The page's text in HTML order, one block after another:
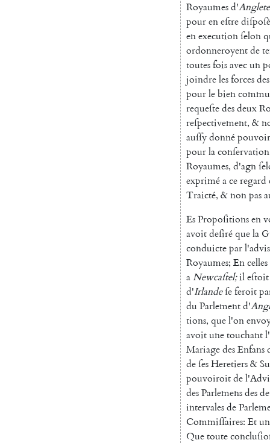
Royaumesd'
poureneſtrediſpoſè
enexecutionſelon
ordonneroyentde
toutesfoisavecun
joindrelesforcesdes
pourlebien
requeſtedesdeux
reſpectivement, &
auſſydonnépouvoir
pourlaconſervation
Royaumes, d'agn
expriméaceregard
Traicté, &nonpas
EsPropoſitionsen
avoitdeſiréquela
conduicteparl'advis
Royaumes; Encelles
aNewcaſtel;ileſtoit
d'Irlandeſeferoit
du Parlementd'
tions, quel'on
avoitunetouchant
MariagedesEnfans
deſesHeretiers&
pouvoiroitde
desParlemensdes
intervalesde
Commiſſaires: Et
Quetoute